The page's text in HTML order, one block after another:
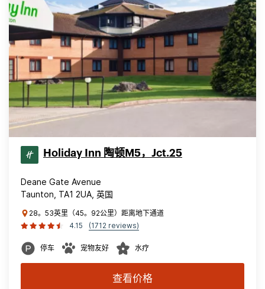
Holiday Inn 陶顿M5，Jct.25
Deane Gate Avenue
Taunton, TA1 2UA, 英国
28。53英里（45。92公里）距离地下通道
4.15
(1712 reviews)
停车 宠物友好 水疗
查看价格